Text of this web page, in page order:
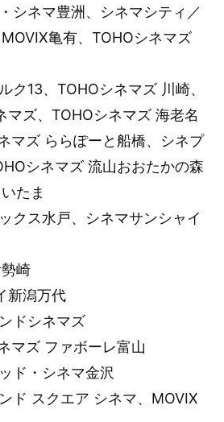
シネマ豊洲、シネマシティ／
亀有、TOHOシネマズ
ク13、TOHOシネマズ 川崎、
マズ、TOHOシネマズ 海老名
マズ ららぽーと船橋、シネプ
シネマズ 流山おおたかの森
たま
クス水戸、シネマサンシャイ
崎
新潟万代
ドシネマズ
マズ ファボーレ富山
ド・シネマ金沢
ド スクエア シネマ、MOVIX